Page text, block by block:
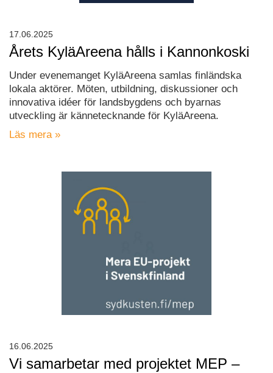
Årets KyläAreena hålls i Kannonkoski
Under evenemanget KyläAreena samlas finländska
lokala aktörer. Möten, utbildning, diskussioner och
innovativa idéer för landsbygdens och byarnas
utveckling är kännetecknande för KyläAreena.
Läs mera »
17.06.2025
Vi samarbetar med projektet MEP –
16.06.2025